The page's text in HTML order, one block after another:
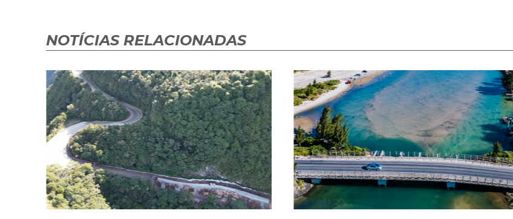
NOTÍCIAS RELACIONADAS